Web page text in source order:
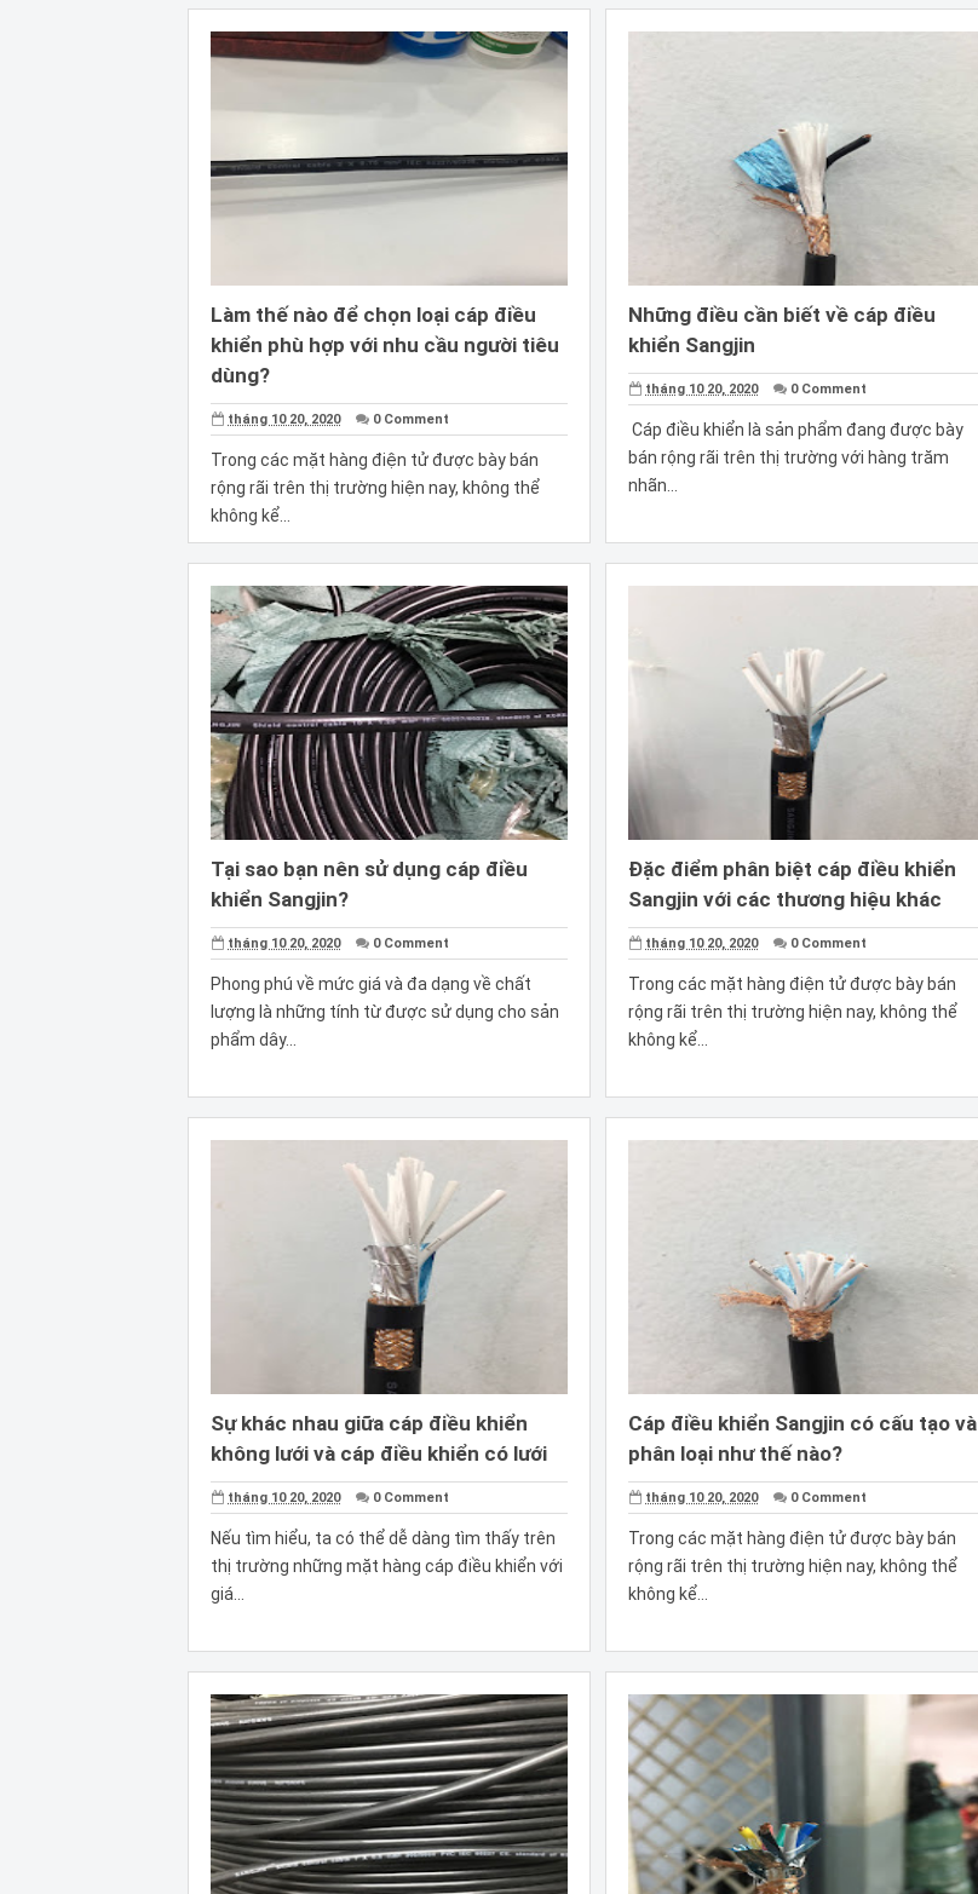
Làm thế nào để chọn loại cáp điều
khiển phù hợp với nhu cầu người tiêu
dùng?
tháng 10 20, 2020 0 Comment
Trong các mặt hàng điện tử được bày bán
rộng rãi trên thị trường hiện nay, không thể
không kể...
Những điều cần biết về cáp điều
khiển Sangjin
tháng 10 20, 2020 0 Comment
Cáp điều khiển là sản phẩm đang được bày
bán rộng rãi trên thị trường với hàng trăm
nhãn...
Tại sao bạn nên sử dụng cáp điều
khiển Sangjin?
tháng 10 20, 2020 0 Comment
Phong phú về mức giá và đa dạng về chất
lượng là những tính từ được sử dụng cho sản
phẩm dây...
Đặc điểm phân biệt cáp điều khiển
Sangjin với các thương hiệu khác
tháng 10 20, 2020 0 Comment
Trong các mặt hàng điện tử được bày bán
rộng rãi trên thị trường hiện nay, không thể
không kể...
Sự khác nhau giữa cáp điều khiển
không lưới và cáp điều khiển có lưới
tháng 10 20, 2020 0 Comment
Nếu tìm hiểu, ta có thể dễ dàng tìm thấy trên
thị trường những mặt hàng cáp điều khiển với
giá...
Cáp điều khiển Sangjin có cấu tạo và
phân loại như thế nào?
tháng 10 20, 2020 0 Comment
Trong các mặt hàng điện tử được bày bán
rộng rãi trên thị trường hiện nay, không thể
không kể...